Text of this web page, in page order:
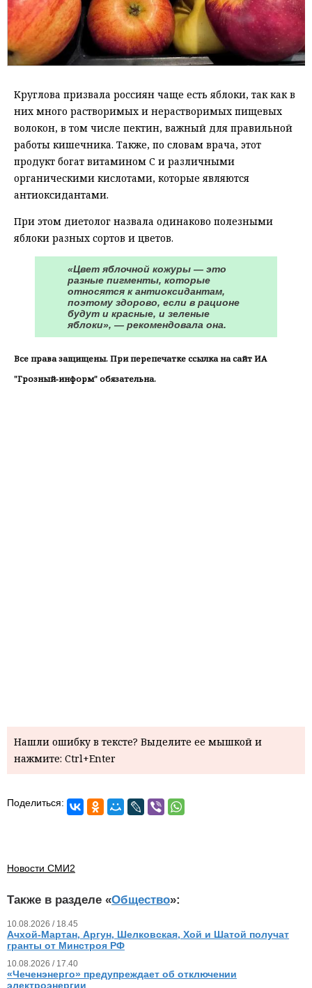
Круглова призвала россиян чаще есть яблоки, так как в
них много растворимых и нерастворимых пищевых
волокон, в том числе пектин, важный для правильной
работы кишечника. Также, по словам врача, этот
продукт богат витамином С и различными
органическими кислотами, которые являются
антиоксидантами.
При этом диетолог назвала одинаково полезными
яблоки разных сортов и цветов.
«Цвет яблочной кожуры — это
разные пигменты, которые
относятся к антиоксидантам,
поэтому здорово, если в рационе
будут и красные, и зеленые
яблоки», — рекомендовала она.
Все права защищены. При перепечатке ссылка на сайт ИА
"Грозный-информ" обязательна.
Нашли ошибку в тексте? Выделите ее мышкой и
нажмите: Ctrl+Enter
Поделиться:
Новости СМИ2
Также в разделе «Общество»:
10.08.2026 / 18.45
Ачхой-Мартан, Аргун, Шелковская, Хой и Шатой получат
гранты от Минстроя РФ
10.08.2026 / 17.40
«Чеченэнерго» предупреждает об отключении
электроэнергии